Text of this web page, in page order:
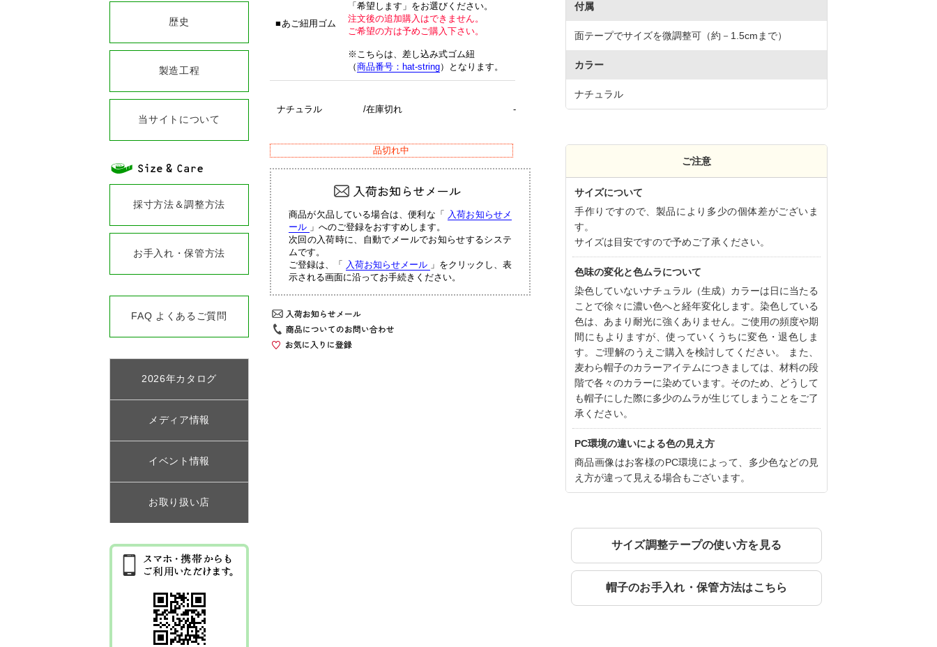
歴史
製造工程
当サイトについて
採寸方法＆調整方法
お手入れ・保管方法
FAQ よくあるご質問
2026年カタログ
メディア情報
イベント情報
お取り扱い店
あご紐用ゴム
「希望します」をお選びください。
注文後の追加購入はできません。
ご希望の方は予めご購入下さい。
※こちらは、差し込み式ゴム紐
（商品番号：hat-string）となります。
ナチュラル /在庫切れ -
品切れ中
商品が欠品している場合は、便利な「
入荷お知らせメ
ール 」へのご登録をおすすめします。
次回の入荷時に、自動でメールでお知らせするシステ
ムです。
ご登録は、「
入荷お知らせメール 」をクリックし、表
示される画面に沿ってお手続きください。
付属
面テープでサイズを微調整可（約－1.5cmまで）
カラー
ナチュラル
ご注意
サイズについて
手作りですので、製品により多少の個体差がございま
す。
サイズは目安ですので予めご了承ください。
色味の変化と色ムラについて
染色していないナチュラル（生成）カラーは日に当たる
ことで徐々に濃い色へと経年変化します。染色している
色は、あまり耐光に強くありません。ご使用の頻度や期
間にもよりますが、使っていくうちに変色・退色しま
す。ご理解のうえご購入を検討してください。 また、
麦わら帽子のカラーアイテムにつきましては、材料の段
階で各々のカラーに染めています。そのため、どうして
も帽子にした際に多少のムラが生じてしまうことをご了
承ください。
PC環境の違いによる色の見え方
商品画像はお客様のPC環境によって、多少色などの見
え方が違って見える場合もございます。
サイズ調整テープの使い方を見る
帽子のお手入れ・保管方法はこちら